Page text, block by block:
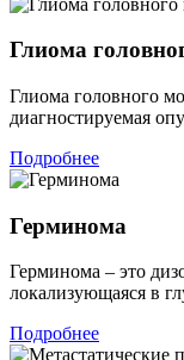
Глиома
Глиома головного
диагностируемая
Подробнее
Герминома
Герминома – это
локализующаяся в
Подробнее